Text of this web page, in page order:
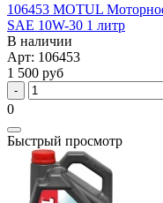
106453 MOTUL
SAE 10W-30 1 литр
В наличии
Арт: 106453
1 500 руб
0
Быстрый просмотр